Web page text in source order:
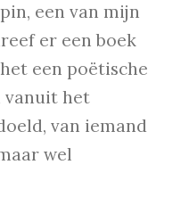
een van mijn
er een boek
een poëtische
vanuit het
van iemand
wel